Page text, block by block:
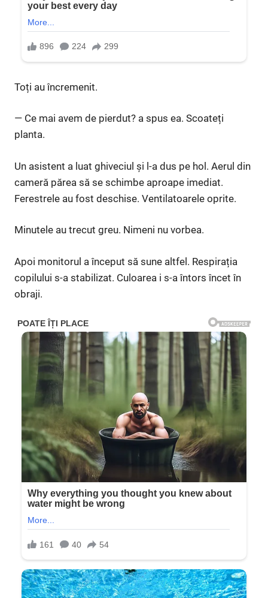
Toți au încremenit.
— Ce mai avem de pierdut? a spus ea. Scoateți
planta.
Un asistent a luat ghiveciul și l-a dus pe hol. Aerul din
cameră părea să se schimbe aproape imediat.
Ferestrele au fost deschise. Ventilatoarele oprite.
Minutele au trecut greu. Nimeni nu vorbea.
Apoi monitorul a început să sune altfel. Respirația
copilului s-a stabilizat. Culoarea i s-a întors încet în
obraji.